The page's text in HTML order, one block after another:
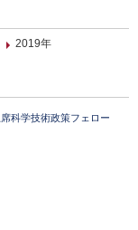
2019年
科学技術政策フェロー